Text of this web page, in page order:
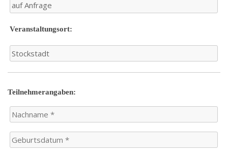
Veranstaltungsort:
Teilnehmerangaben: